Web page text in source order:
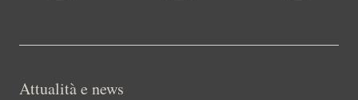
Attualità e news